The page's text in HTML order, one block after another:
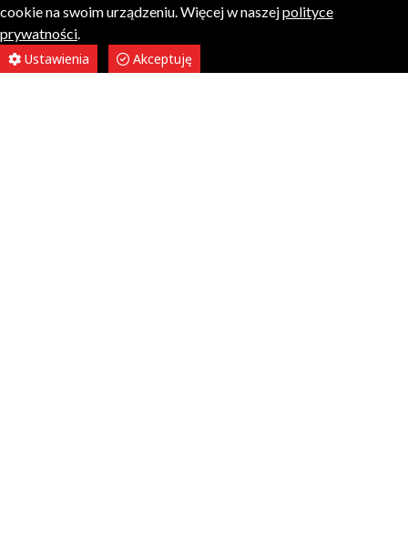
cookie na swoim urządzeniu. Więcej w naszejpolityce
prywatności.
Ustawienia
Akceptuję